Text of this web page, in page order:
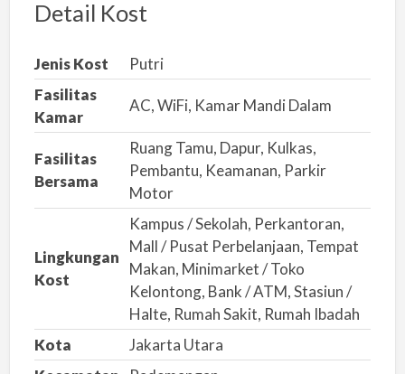
r
n
m
a
s
a
h
Detail Kost
Jenis Kost
Putri
Fasilitas
Kamar
AC, WiFi, Kamar Mandi Dalam
Fasilitas
Bersama
Ruang Tamu, Dapur, Kulkas,
Pembantu, Keamanan, Parkir
Motor
Lingkungan
Kost
Kampus / Sekolah, Perkantoran,
Mall / Pusat Perbelanjaan, Tempat
Makan, Minimarket / Toko
Kelontong, Bank / ATM, Stasiun /
Halte, Rumah Sakit, Rumah Ibadah
Kota
Jakarta Utara